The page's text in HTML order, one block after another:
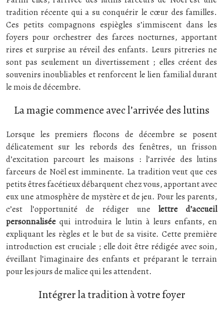
tradition récente qui a su conquérir le cœur des familles.
Ces petits compagnons espiègles s’immiscent dans les
foyers pour orchestrer des farces nocturnes, apportant
rires et surprise au réveil des enfants. Leurs pitreries ne
sont pas seulement un divertissement ; elles créent des
souvenirs inoubliables et renforcent le lien familial durant
le mois de décembre.
La magie commence avec l’arrivée des lutins
Lorsque les premiers flocons de décembre se posent
délicatement sur les rebords des fenêtres, un frisson
d’excitation parcourt les maisons : l’arrivée des lutins
farceurs de Noël est imminente. La tradition veut que ces
petits êtres facétieux débarquent chez vous, apportant avec
eux une atmosphère de mystère et de jeu. Pour les parents,
c’est l’opportunité de rédiger une lettre d’accueil
personnalisée qui introduira le lutin à leurs enfants, en
expliquant les règles et le but de sa visite. Cette première
introduction est cruciale ; elle doit être rédigée avec soin,
éveillant l’imaginaire des enfants et préparant le terrain
pour les jours de malice qui les attendent.
Intégrer la tradition à votre foyer